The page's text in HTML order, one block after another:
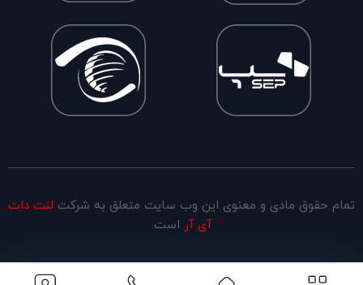
تمام حقوق مادی و معنوی این وب سایت متعلق به شرکت لنت دات
آی آر است.